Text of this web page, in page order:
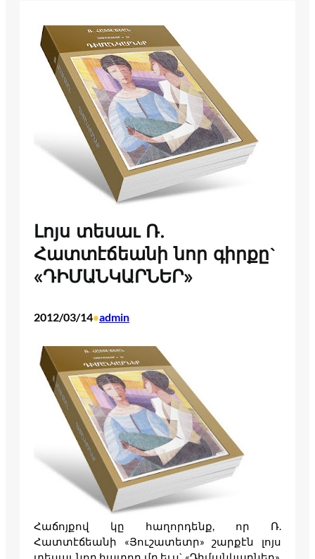
Լոյս տեսաւ Ռ.
Հատտէճեանի նոր գիրքը`
«ԴԻՄԱՆԿԱՐՆԵՐ»
2012/03/14•admin
Հաճոյքով կը հաղորդենք, որ Ռ.
Հատտէճեանի «Յուշատետր» շարքէն լոյս